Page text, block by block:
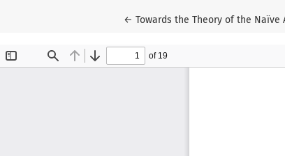
← Wróć do szczegółów artykułu
Towards the Theory of the Naïve